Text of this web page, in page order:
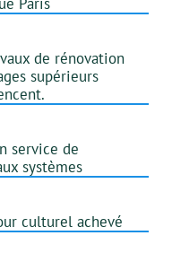
de rénovation
supérieurs
service de
systèmes
culturel achevé